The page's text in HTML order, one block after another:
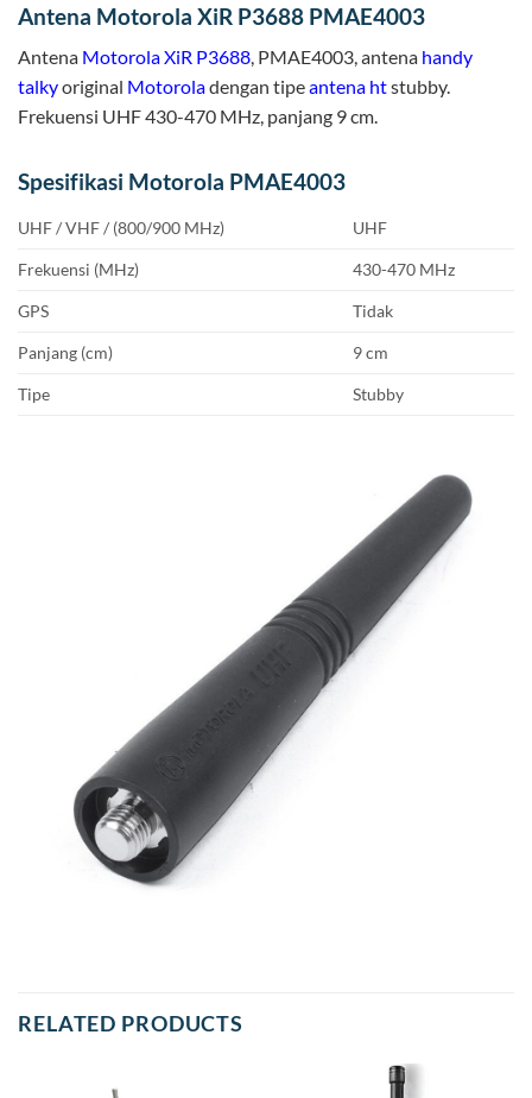
Antena Motorola XiR P3688 PMAE4003
Antena Motorola XiR P3688, PMAE4003, antena handy
talkyoriginal Motoroladengan tipeantena htstubby.
Frekuensi UHF 430-470 MHz, panjang 9 cm.
Spesifikasi Motorola PMAE4003
UHF / VHF / (800/900 MHz) UHF
Frekuensi (MHz) 430-470 MHz
GPS Tidak
Panjang (cm) 9 cm
Tipe Stubby
RELATED PRODUCTS